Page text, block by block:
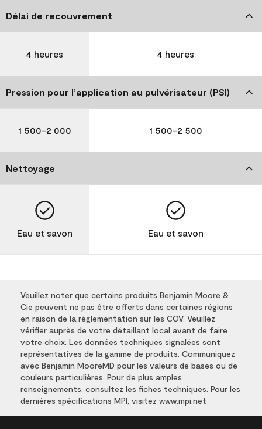
Délai de recouvrement
4 heures 4 heures
Pression pour l’application au pulvérisateur (PSI)
1 500-2 000 1 500-2 500
Nettoyage
Eau et savon Eau et savon
Veuillez noter que certains produits Benjamin Moore &
Cie peuvent ne pas être offerts dans certaines régions
en raison de la réglementation sur les COV. Veuillez
vérifier auprès de votre détaillant local avant de faire
votre choix. Les données techniques signalées sont
représentatives de la gamme de produits. Communiquez
avec Benjamin MooreMD pour les valeurs de bases ou de
couleurs particulières. Pour de plus amples
renseignements, consultez les fiches techniques. Pour les
dernières spécifications MPI, visitez www.mpi.net